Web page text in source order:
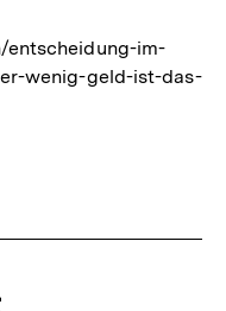
im-
wenig-geld-ist-das-